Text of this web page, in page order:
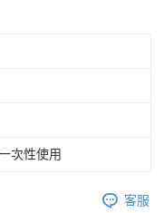
次性使用
客服